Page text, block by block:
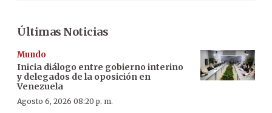
Últimas Noticias
Mundo
Inicia diálogo entre gobierno interino
y delegados de la oposición en
Venezuela
Agosto 6, 2026 08:20 p. m.